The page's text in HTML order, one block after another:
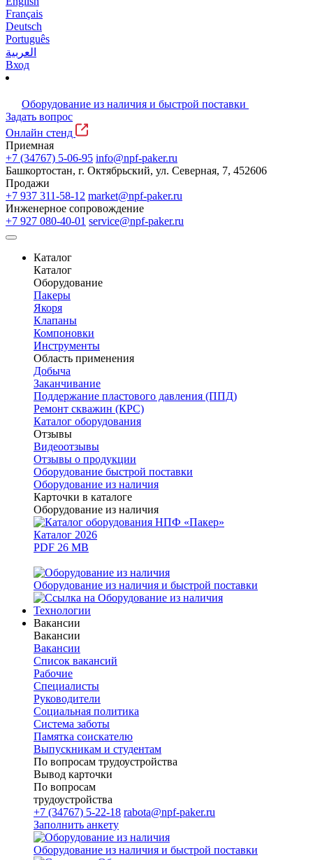
Français
Deutsch
Português
العربية
Вход
Оборудование из наличия и быстрой поставки
Задать вопрос
Онлайн стенд
Приемная
+7 (34767) 5-06-95 info@npf-paker.ru
Башкортостан, г. Октябрьский, ул. Северная, 7, 452606
Продажи
+7 937 311-58-12 market@npf-paker.ru
Инженерное сопровождение
+7 927 080-40-01 service@npf-paker.ru
Каталог
Каталог
Оборудование
Пакеры
Якоря
Клапаны
Компоновки
Инструменты
Область применения
Добыча
Заканчивание
Поддержание пластового давления (ППД)
Ремонт скважин (КРС)
Каталог оборудования
Отзывы
Видеоотзывы
Отзывы о продукции
Оборудование быстрой поставки
Оборудование из наличия
Карточки в каталоге
Оборудование из наличия
Каталог 2026
PDF 26 MB
Оборудование из наличия и быстрой поставки
Технологии
Вакансии
Вакансии
Вакансии
Список вакансий
Рабочие
Специалисты
Руководители
Cоциальная политика
Система заботы
Памятка соискателю
Выпускникам и студентам
По вопросам трудоустройства
Вывод карточки
По вопросам
трудоустройства
+7 (34767) 5-22-18 rabota@npf-paker.ru
Заполнить анкету
Оборудование из наличия и быстрой поставки